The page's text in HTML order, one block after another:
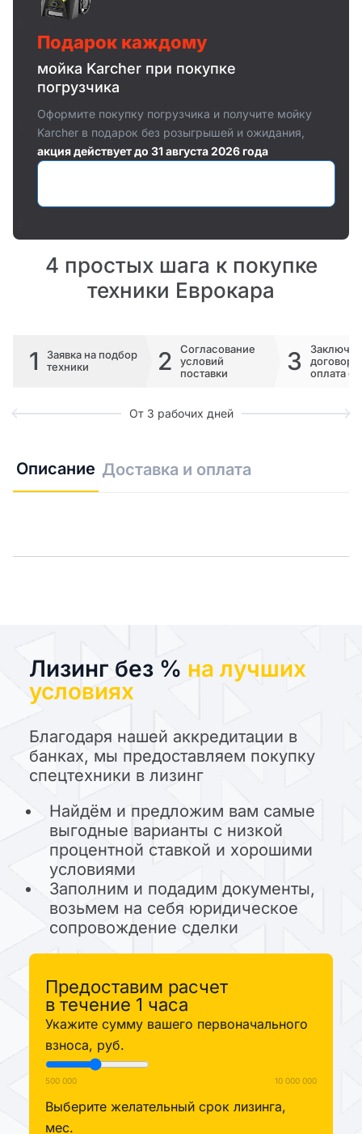
Подарок каждому
мойка Karcher при покупке
погрузчика
Оформите покупку погрузчика и получите мойку
Karcher в подарок без розыгрышей и ожидания,
акция действует до 31 августа 2026 года
4 простых шага к покупке
техники Еврокара
1
Заявка на подбор
техники
2
Согласование
условий
поставки
3
договора
оплата
От 3 рабочих дней
Описание Доставка и оплата
Лизинг без % на лучших
условиях
Благодаря нашей аккредитации в
банках, мы предоставляем покупку
спецтехники в лизинг
Найдём и предложим вам самые
выгодные варианты с низкой
процентной ставкой и хорошими
условиями
Заполним и подадим документы,
возьмем на себя юридическое
сопровождение сделки
Предоставим расчет
в течение 1 часа
Укажите сумму вашего первоначального
взноса, руб.
500 000 10 000 000
Выберите желательный срок лизинга,
мес.